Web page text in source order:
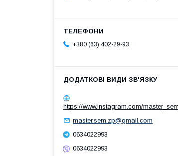
+380 (63) 402-29-93
https://www.instagram.com/
master.sem.zp@gmail.com
0634022993
0634022993